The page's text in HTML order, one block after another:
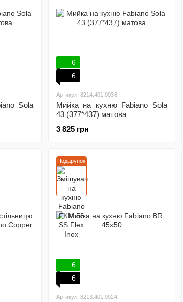
Sola
6
6
Артикул: 8214.401.0038
Мийка на кухню Fabiano Sola
43 (377*437) матова
3 825 грн
Подарунок
6
6
Артикул: 8213.401.0924